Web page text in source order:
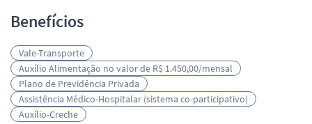
Benefícios
Vale-Transporte
Auxílio Alimentação no valor de R$ 1.450,00/mensal
Plano de Previdência Privada
Assistência Médico-Hospitalar (sistema co-participativo)
Auxílio-Creche